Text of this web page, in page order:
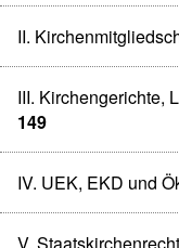
II.
III. Kirchengerichte,
149
IV. UEK, EKD und